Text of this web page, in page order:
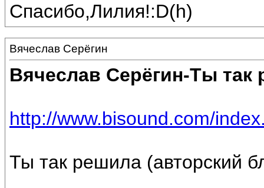
Спасибо,Лилия!:D(h)
Вячеслав Серёгин
Вячеслав Серёгин-Ты так
http://www.bisound.com/
Ты так решила (авторский